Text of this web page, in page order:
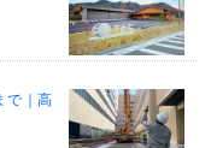
で｜高